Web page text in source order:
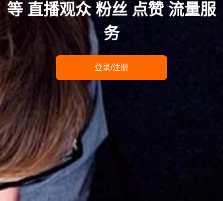
等 直播观众 粉丝 点赞 流量服
务
登录/注册